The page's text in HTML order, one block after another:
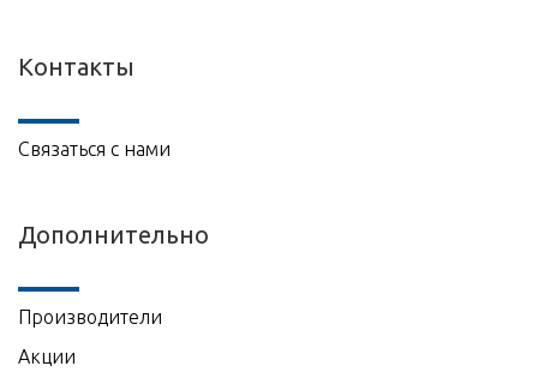
Контакты
Связаться с нами
Дополнительно
Производители
Акции